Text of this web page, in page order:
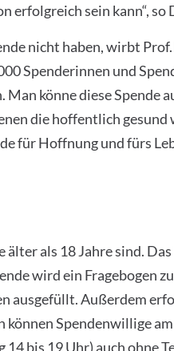
erfolgreich sein kann“, so
nicht haben, wirbt
Spenderinnen und
Man könne diese Spende
die hoffentlich
für Hoffnung und fürs
älter als 18 Jahre sind.
wird ein Fragebogen
ausgefüllt. Außerdem
Spendenwillige
bis 19 Uhr) auch ohne